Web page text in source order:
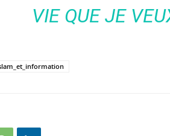
VIE QUE JE